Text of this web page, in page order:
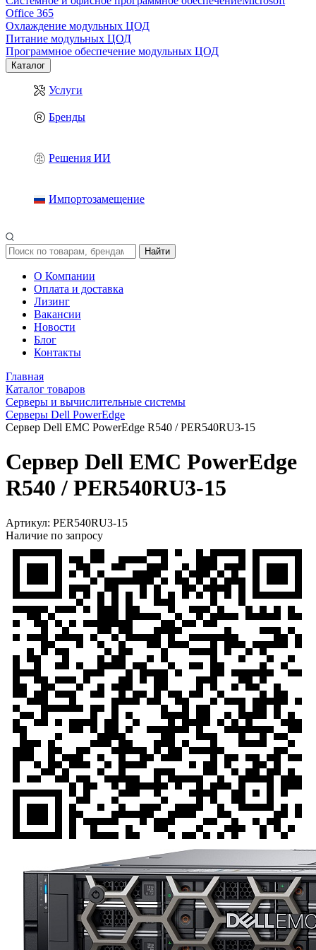
Office 365
Охлаждение модульных ЦОД
Питание модульных ЦОД
Программное обеспечение модульных ЦОД
Каталог
Услуги
Бренды
Решения ИИ
Импортозамещение
Найти
О Компании
Оплата и доставка
Лизинг
Вакансии
Новости
Блог
Контакты
Главная
Каталог товаров
Серверы и вычислительные системы
Серверы Dell PowerEdge
Сервер Dell EMC PowerEdge R540 / PER540RU3-15
Сервер Dell EMC PowerEdge
R540 / PER540RU3-15
Артикул: PER540RU3-15
Наличие по запросу